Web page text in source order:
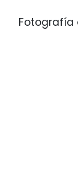
Fotografía